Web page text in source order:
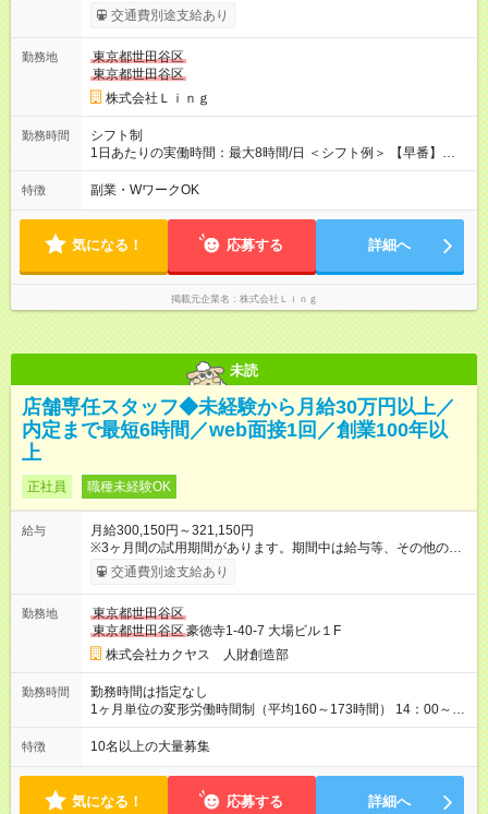
～＋インセンティブ＋賞与＋諸手当 ◎経験・能力を考慮し、決
定します。 ◎残業が発生した場合は、時間外手当を別途全額支
評価するため、年2回の昇給機会を設けています。 さらに、店舗
目標の達成に応じてインセンティブを支給。 チームで協力して
得られる達成感は格別です♪ また、「家電アドバイザー」などの
資格を取得すれば、資格手当も支給。 スキルアップが収入アッ
プに繋がる環境です！ 【試用期間】試用期間あり 試用期間の長
さ：3ヶ月 ※ 雇用形態と給与に、本採用時と異なる部分がありま
す。
交通費別途支給あり
勤務地
東京都世田谷区
東京都世田谷区
株式会社Ｌｉｎｇ
勤務時間
シフト制
1日あたりの実働時間：最大8時間/日 ＜シフト例＞ 【早番】
10:00～19:00 【遅番】12:00～21:00 ◎それぞれのご事情に合わ
せて、できるだけシフトも調整します！ ＼残業はありません！
頭、大切な人たちと過ごすなど、プライベートもしっかり大切
にしながらご活躍いただけます♪
特徴 副業・WワークOK
気になる！ 応募する 詳細へ
掲載元企業名 株式会社Ｌｉｎｇ
未読
店舗専任スタッフ◆未経験から月給30万円以上／
内定まで最短6時間／web面接1回／創業100年以
上
正社員 職種未経験OK
給与
月給300,150円～321,150円
※3ヶ月間の試用期間があります。期間中は給与等、その他の待
遇に違いはありません。 ※給与には月30時間分の固定残業代
（48，700円～58，200円）を含んでいます。超過分には別途、
定致します。 【試用期間】試用期間あり 試用期間の長さ：3ヶ
月 雇用形態、給与は本採用時と同じです。
交通費別途支給あり
勤務地
東京都世田谷区
東京都世田谷区豪徳寺1-40-7 大場ビル１F
株式会社カクヤス 人財創造部
勤務時間
勤務時間は指定なし
1ヶ月単位の変形労働時間制（平均160～173時間） 14：00～
2：00の間のシフト制 ※営業時間・勤務開始時間は拠点により異
なる。
特徴 10名以上の大量募集
気になる！ 応募する 詳細へ